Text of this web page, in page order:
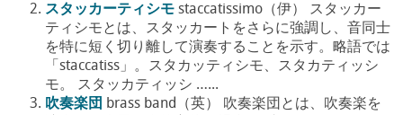
スタッカーティシモ staccatissimo（伊） スタッカー
ティシモとは、スタッカートをさらに強調し、音同士
を特に短く切り離して演奏することを示す。略語では
「staccatiss」。スタカッティシモ、スタカティッシ
モ。 スタッカティッシ …...
吹奏楽団 brass band（英） 吹奏楽団とは、吹奏楽を